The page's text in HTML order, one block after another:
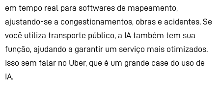
em tempo real para softwares de mapeamento,
ajustando-se a congestionamentos, obras e acidentes. Se
você utiliza transporte público, a IA também tem sua
função, ajudando a garantir um serviço mais otimizados
Isso sem falar no Uber, que é um grande case do uso de
IA.